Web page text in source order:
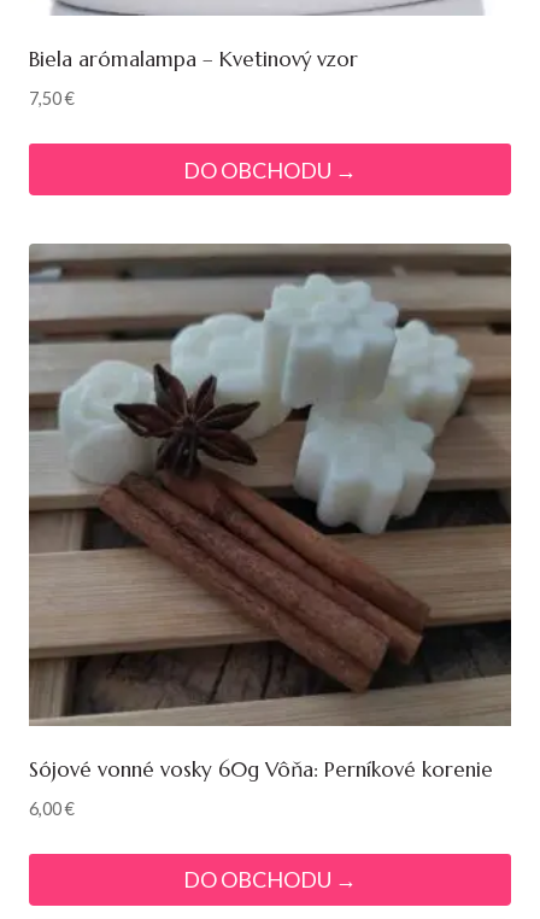
Biela arómalampa – Kvetinový vzor
7,50€
DO OBCHODU →
Sójové vonné vosky 60g Vôňa: Perníkové korenie
6,00€
DO OBCHODU →